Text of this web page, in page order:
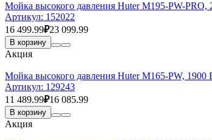
Мойка высокого давления Huter M195-PW-
Артикул: 152022
16 499.99₽23 099.99
В корзину
Акция
Мойка высокого давления Huter M165-PW, 1900
Артикул: 129243
11 489.99₽16 085.99
В корзину
Акция